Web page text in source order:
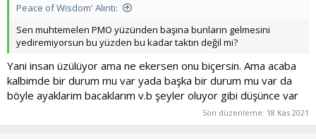
Peace of Wisdom' Alıntı:
Sen muhtemelen PMO yüzünden başına bunların gelmesini
yediremiyorsun bu yüzden bu kadar taktın değil mi?
Yani insan üzülüyor ama ne ekersen onu biçersin. Ama acaba
kalbimde bir durum mu var yada başka bir durum mu var da
böyle ayaklarim bacaklarım v.b şeyler oluyor gibi düşünce var
Son düzenleme: 18 Kas 2021